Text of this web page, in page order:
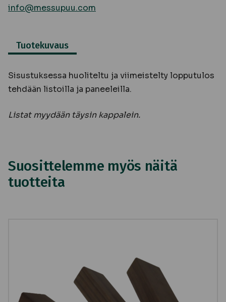
info@messupuu.com
Tuotekuvaus
Sisustuksessa huoliteltu ja viimeistelty lopputulos
tehdään listoilla ja paneeleilla.
Listat myydään täysin kappalein.
Suosittelemme myös näitä
tuotteita